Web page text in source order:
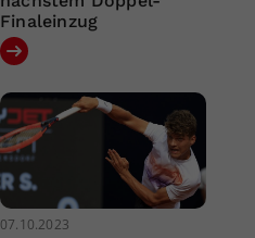
Finaleinzug
07.10.2023